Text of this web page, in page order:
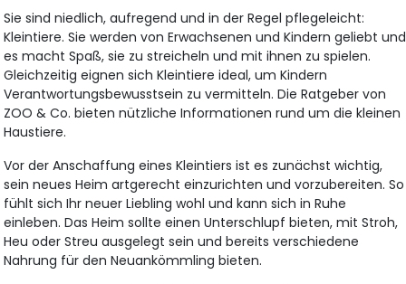
Sie sind niedlich, aufregend und in der Regel pflegeleicht:
Kleintiere. Sie werden von Erwachsenen und Kindern geliebt und
es macht Spaß, sie zu streicheln und mit ihnen zu spielen.
Gleichzeitig eignen sich Kleintiere ideal, um Kindern
Verantwortungsbewusstsein zu vermitteln. Die Ratgeber von
ZOO & Co. bieten nützliche Informationen rund um die kleinen
Haustiere.
Vor der Anschaffung eines Kleintiers ist es zunächst wichtig,
sein neues Heim artgerecht einzurichten und vorzubereiten. So
fühlt sich Ihr neuer Liebling wohl und kann sich in Ruhe
einleben. Das Heim sollte einen Unterschlupf bieten, mit Stroh,
Heu oder Streu ausgelegt sein und bereits verschiedene
Nahrung für den Neuankömmling bieten.